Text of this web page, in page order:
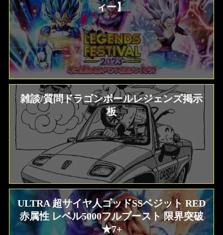
ィー】
雑談/質問ドラゴンボールレジェンズ掲示
板
ULTRA 超サイヤ人ゴッドSSベジット RED
赤属性 レベル5000フルブースト 限界突破
★7+